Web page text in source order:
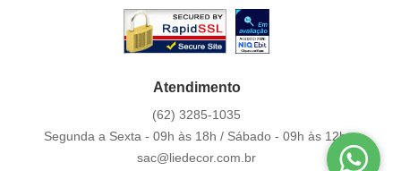
Atendimento
(62) 3285-1035
Segunda a Sexta - 09h às 18h / Sábado - 09h às 12h.
sac@liedecor.com.br